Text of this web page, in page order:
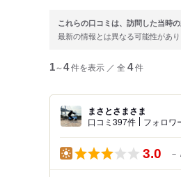
これらの口コミは、訪問した当時
最新の情報とは異なる可能性があ
1～4件を表示 ／ 全 4件
まさとさまさま
口コミ397件 フォロワ
3.0 －